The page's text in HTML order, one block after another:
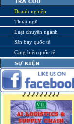
Doanh nghiệp
Thuật ngữ
Luật chuyên ngành
Sân bay quốc tế
Cảng biển quốc tế